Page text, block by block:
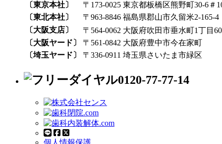
〔東京本社〕
〒173-0025 東京都板橋区熊野町30-6＃
〔東北本社〕
〒963-8846 福島県郡山市久留米2-165-4
〔大阪支店〕
〒564-0062 大阪府吹田市垂水町1丁目
〔大阪ヤード〕
〒561-0842 大阪府豊中市今在家町
〔埼玉ヤード〕
〒336-0911 埼玉県さいたま市緑区
0120-77-77-14
個人情報保護